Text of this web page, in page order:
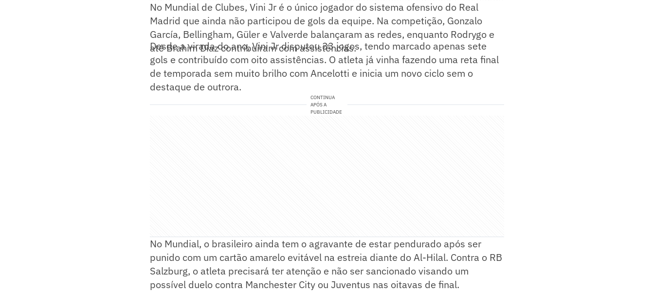
No Mundial de Clubes, Vini Jr é o único jogador do sistema ofensivo do Real
Madrid que ainda não participou de gols da equipe. Na competição, Gonzalo
García, Bellingham, Güler e Valverde balançaram as redes, enquanto Rodrygo e
até Brahim Díaz contribuíram com assistências.
Desde a virada do ano, Vini Jr disputou 33 jogos, tendo marcado apenas sete
gols e contribuído com oito assistências. O atleta já vinha fazendo uma reta final
de temporada sem muito brilho com Ancelotti e inicia um novo ciclo sem o
destaque de outrora.
CONTINUA
APÓS A
PUBLICIDADE
No Mundial, o brasileiro ainda tem o agravante de estar pendurado após ser
punido com um cartão amarelo evitável na estreia diante do Al-Hilal. Contra o RB
Salzburg, o atleta precisará ter atenção e não ser sancionado visando um
possível duelo contra Manchester City ou Juventus nas oitavas de final.